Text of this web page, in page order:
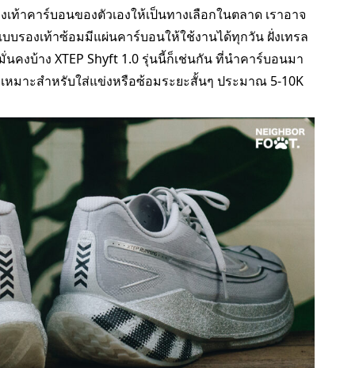
าคาร์บอนของตัวเองให้เป็นทางเลือกในตลาด เราอาจ
บรองเท้าซ้อมมีแผ่นคาร์บอนให้ใช้งานได้ทุกวัน ฝั่งเทรล
คงบ้าง XTEP Shyft 1.0 รุ่นนี้ก็เช่นกัน ที่นำคาร์บอนมา
หมาะสำหรับใส่แข่งหรือซ้อมระยะสั้นๆ ประมาณ 5-10K